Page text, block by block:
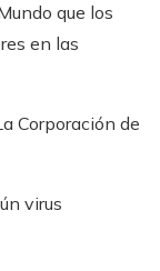
que los
en las
Corporación de
virus